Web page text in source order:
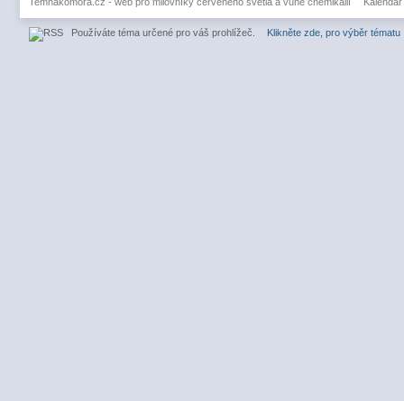
Používáte téma určené pro váš prohlížeč. Klikněte zde, pro výběr tématu